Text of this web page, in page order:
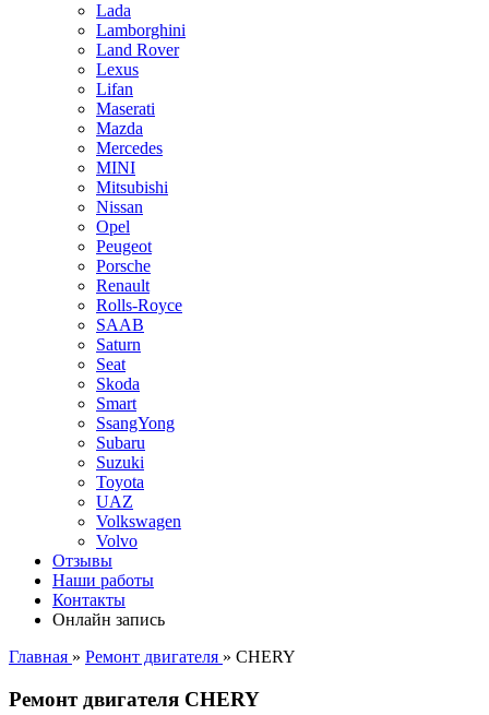
Lada
Lamborghini
Land Rover
Lexus
Lifan
Maserati
Mazda
Mercedes
MINI
Mitsubishi
Nissan
Opel
Peugeot
Porsche
Renault
Rolls-Royce
SAAB
Saturn
Seat
Skoda
Smart
SsangYong
Subaru
Suzuki
Toyota
UAZ
Volkswagen
Volvo
Отзывы
Наши работы
Контакты
Онлайн запись
Главная » Ремонт двигателя » CHERY
Ремонт двигателя CHERY